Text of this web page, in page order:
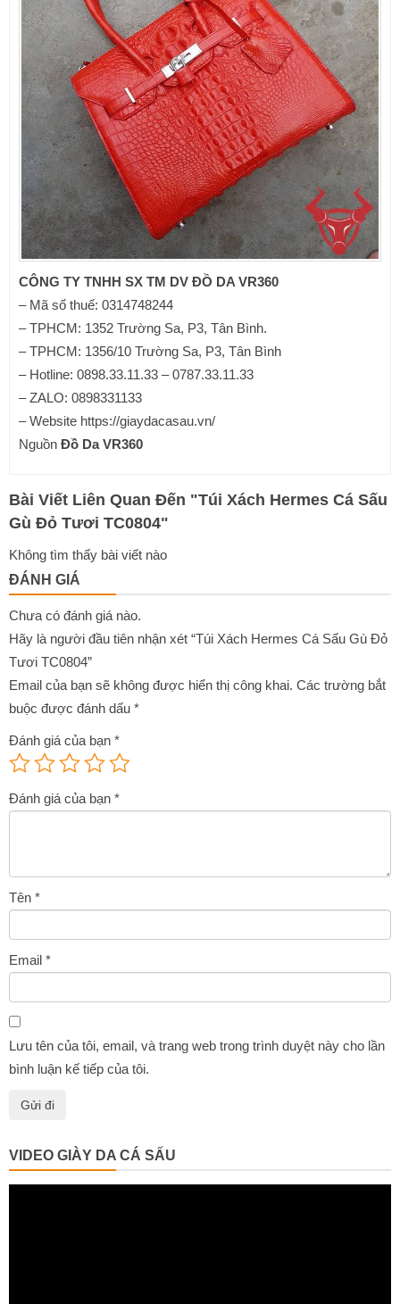
CÔNG TY TNHH SX TM DV ĐỒ DA VR360
– Mã số thuế: 0314748244
– TPHCM: 1352 Trường Sa, P3, Tân Bình.
– TPHCM: 1356/10 Trường Sa, P3, Tân Bình
– Hotline: 0898.33.11.33 – 0787.33.11.33
– ZALO: 0898331133
– Website https://giaydacasau.vn/
Nguồn Đồ Da VR360
Bài Viết Liên Quan Đến "Túi Xách Hermes Cá Sấu
Gù Đỏ Tươi TC0804"
Không tìm thấy bài viết nào
ĐÁNH GIÁ
Chưa có đánh giá nào.
Hãy là người đầu tiên nhận xét “Túi Xách Hermes Cá Sấu Gù Đỏ
Tươi TC0804”
Email của bạn sẽ không được hiển thị công khai. Các trường bắt
buộc được đánh dấu *
Đánh giá của bạn *
Đánh giá của bạn *
Tên *
Email *
Lưu tên của tôi, email, và trang web trong trình duyệt này cho lần
bình luận kế tiếp của tôi.
VIDEO GIÀY DA CÁ SẤU